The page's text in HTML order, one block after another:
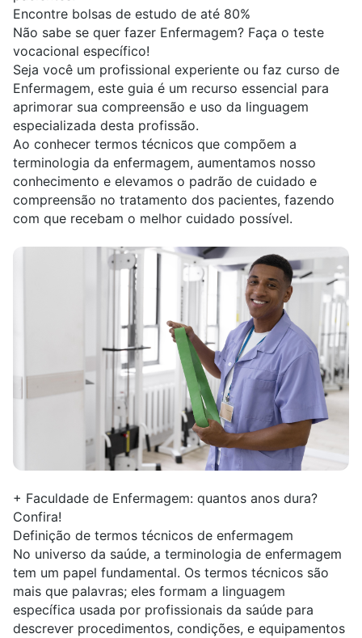
Encontre bolsas de estudo de até 80%
Não sabe se quer fazer Enfermagem? Faça o teste
vocacional específico!
Seja você um profissional experiente ou faz curso de
Enfermagem, este guia é um recurso essencial para
aprimorar sua compreensão e uso da linguagem
especializada desta profissão.
Ao conhecer termos técnicos que compõem a
terminologia da enfermagem, aumentamos nosso
conhecimento e elevamos o padrão de cuidado e
compreensão no tratamento dos pacientes, fazendo
com que recebam o melhor cuidado possível.
+ Faculdade de Enfermagem: quantos anos dura?
Confira!
Definição de termos técnicos de enfermagem
No universo da saúde, a terminologia de enfermagem
tem um papel fundamental. Os termos técnicos são
mais que palavras; eles formam a linguagem
específica usada por profissionais da saúde para
descrever procedimentos, condições, e equipamentos